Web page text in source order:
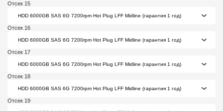
Отсек 15
Отсек 16
Отсек 17
Отсек 18
Отсек 19